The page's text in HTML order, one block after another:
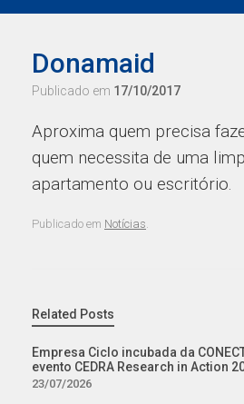
Donamaid
Publicado em 17/10/2017
Aproxima quem precisa
quem necessita de uma
apartamento ou escritório.
Publicado em Notícias.
Related Posts
Empresa Ciclo incubada da
evento CEDRA Research in Action
23/07/2026